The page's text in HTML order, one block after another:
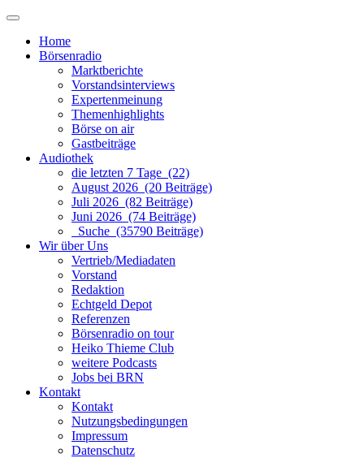
Home
Börsenradio
Marktberichte
Vorstandsinterviews
Expertenmeinung
Themenhighlights
Börse on air
Gastbeiträge
Audiothek
die letzten 7 Tage (22)
August 2026 (20 Beiträge)
Juli 2026 (82 Beiträge)
Juni 2026 (74 Beiträge)
Suche (35790 Beiträge)
Wir über Uns
Vertrieb/Mediadaten
Vorstand
Redaktion
Echtgeld Depot
Referenzen
Börsenradio on tour
Heiko Thieme Club
weitere Podcasts
Jobs bei BRN
Kontakt
Kontakt
Nutzungsbedingungen
Impressum
Datenschutz